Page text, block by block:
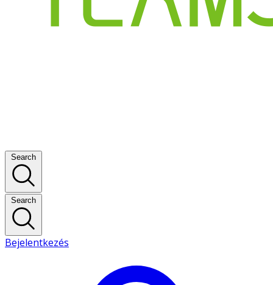
Search
Search
Bejelentkezés